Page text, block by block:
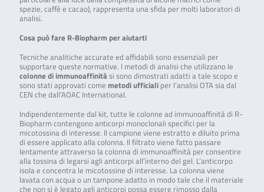
spezie, caffè e cacao), rappresenta una sfida per molti laboratori di
analisi.
Cosa può fare R-Biopharm per aiutarti
Tecniche analitiche accurate ed affidabili sono essenziali per
supportare queste normative. I metodi di analisi che utilizzano le
colonne di immunoaffinitàsi sono dimostrati adatti a tale scopo e
sono stati approvati come metodi ufficiali per l’analisi OTA sia dal
CEN che dall’AOAC International.
Indipendentemente dal kit, tutte le colonne ad immunoaffinità di R-
Biopharm contengono anticorpi monoclonali specifici per la
micotossina di interesse. Il campione viene estratto e diluito prima
di essere applicato alla colonna. Il filtrato viene fatto passare
lentamente attraverso la colonna di immunoaffinità per consentire
alla tossina di legarsi agli anticorpi all’interno del gel. L’anticorpo
isola e concentra le micotossine di interesse. La colonna viene
lavata con acqua o un tampone adatto in modo tale che il materiale
che non si è legato agli anticorpi possa essere rimosso dalla